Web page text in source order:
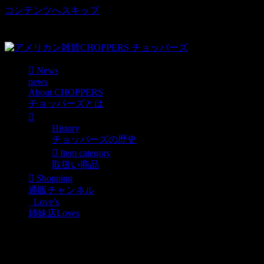
コンテンツへスキップ
News
news
About CHOPPERS
チョッパーズとは
History
チョッパーズの歴史
Item category
取扱い商品
Shopping
通販チャンネル
Love’s
姉妹店Loves